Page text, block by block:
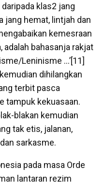
klas2 jang
jang hemat, lintjah dan
kemesraan
adalah bahasanja rakjat
Leninisme …’[11]
dihilangkan
terbit pasca
tampuk kekuasaan.
blakan kemudian
tak etis, jalanan,
sarkasme.
pada masa Orde
lantaran rezim